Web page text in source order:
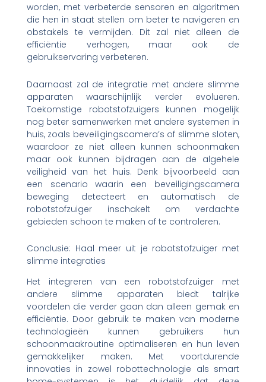
worden, met verbeterde sensoren en algoritmen
die hen in staat stellen om beter te navigeren en
obstakels te vermijden. Dit zal niet alleen de
efficiëntie verhogen, maar ook de
gebruikservaring verbeteren.
Daarnaast zal de integratie met andere slimme
apparaten waarschijnlijk verder evolueren.
Toekomstige robotstofzuigers kunnen mogelijk
nog beter samenwerken met andere systemen in
huis, zoals beveiligingscamera’s of slimme sloten,
waardoor ze niet alleen kunnen schoonmaken
maar ook kunnen bijdragen aan de algehele
veiligheid van het huis. Denk bijvoorbeeld aan
een scenario waarin een beveiligingscamera
beweging detecteert en automatisch de
robotstofzuiger inschakelt om verdachte
gebieden schoon te maken of te controleren.
Conclusie: Haal meer uit je robotstofzuiger met
slimme integraties
Het integreren van een robotstofzuiger met
andere slimme apparaten biedt talrijke
voordelen die verder gaan dan alleen gemak en
efficiëntie. Door gebruik te maken van moderne
technologieën kunnen gebruikers hun
schoonmaakroutine optimaliseren en hun leven
gemakkelijker maken. Met voortdurende
innovaties in zowel robottechnologie als smart